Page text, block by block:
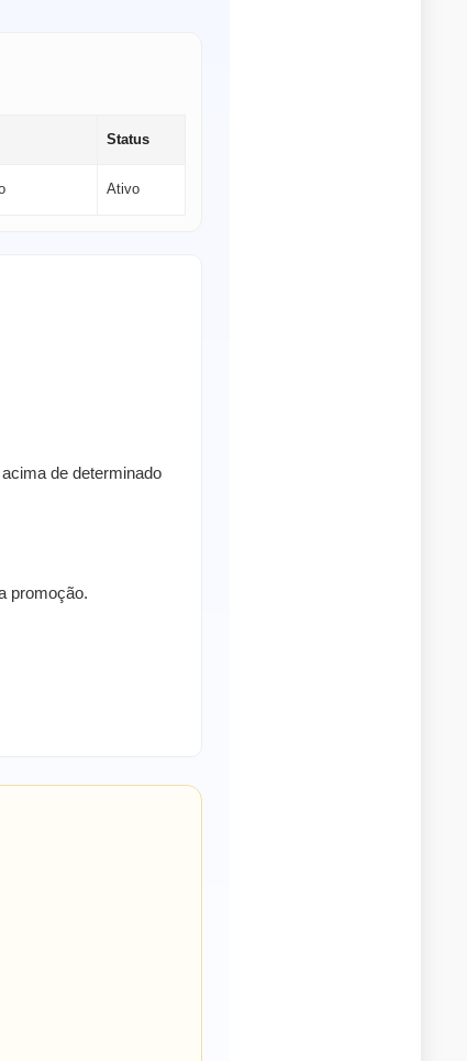
Status
Ativo
de determinado
promoção.